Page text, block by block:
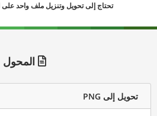
تحتاج إلى تحويل وتنزيل ملف واحد على
المحول
تحويل إلى PNG